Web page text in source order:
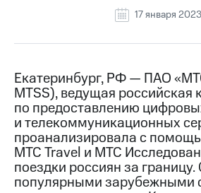
информация
Контакты
Медиа-центр
Пресс-
релизы
МТС
о технологиях
17 января 2023
Екатеринбург, РФ — ПАО
MTSS), ведущая российская
по предоставлению
и телекоммуникационных
проанализировала с
МТС Travel и МТС
поездки россиян за
популярными зарубежными